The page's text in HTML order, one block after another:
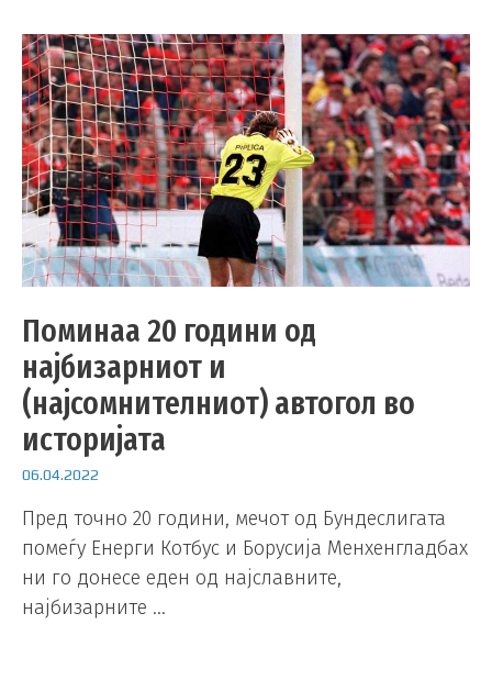
Поминаа 20 години од
најбизарниот и
(најсомнителниот) автогол во
историјата
06.04.2022
Пред точно 20 години, мечот од Бундеслигата
помеѓу Енерги Котбус и Борусија Менхенгладбах
ни го донесе еден од најславните,
најбизарните …